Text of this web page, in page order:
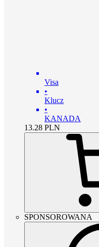
Visa
•
Klucz
•
KANADA
13.28 PLN
SPONSOROWANA